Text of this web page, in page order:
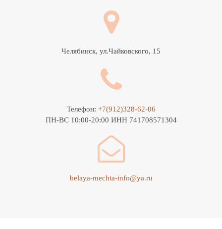
Челябинск, ул.Чайковского, 15
Телефон: +7(912)328-62-06
ПН-ВС 10:00-20:00 ИНН 741708571304
belaya-mechta-info@ya.ru